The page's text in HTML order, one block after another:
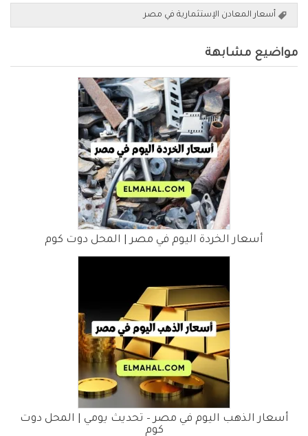
أسعار المعادن الإستثمارية في مصر
مواضيع مشابهة
أسعار الخردة اليوم في مصر | المحل دوت كوم
أسعار الذهب اليوم في مصر – تحديث يومي | المحل دوت
كوم